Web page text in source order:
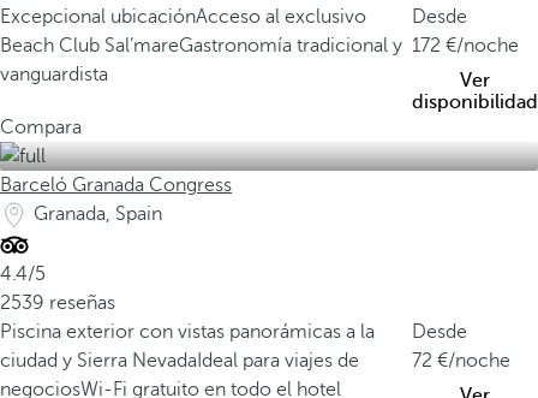
Excepcional ubicaciónAcceso al exclusivo
Beach Club Sal’mareGastronomía tradicional y
vanguardista
Desde
172
/noche
Ver
disponibilidad
Compara
Barceló Granada Congress
Granada, Spain
4.4/5
2539 reseñas
Piscina exterior con vistas panorámicas a la
ciudad y Sierra Nevada Ideal para viajes de
negociosWi-Fi gratuito en todo el hotel
Desde
72
/noche